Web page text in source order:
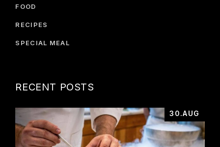
FOOD
RECIPES
SPECIAL MEAL
RECENT POSTS
30.AUG